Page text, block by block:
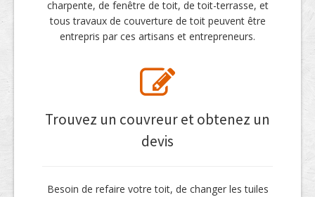
charpente, de fenêtre de toit, de toit-terrasse, et
tous travaux de couverture de toit peuvent être
entrepris par ces artisans et entrepreneurs.
Trouvez un couvreur et obtenez un
devis
Besoin de refaire votre toit, de changer les tuiles